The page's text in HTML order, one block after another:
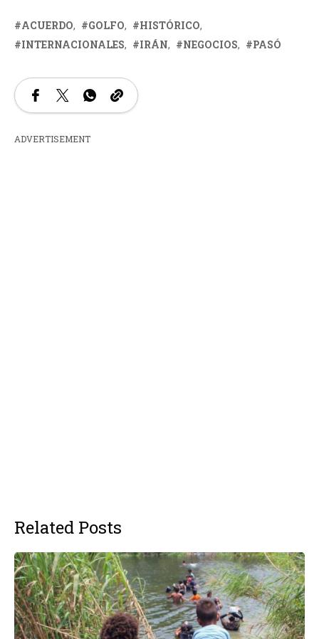
ACUERDO GOLFO
HISTÓRICO
INTERNACIONALES
IRÁN NEGOCIOS PASÓ
ADVERTISEMENT
Related Posts